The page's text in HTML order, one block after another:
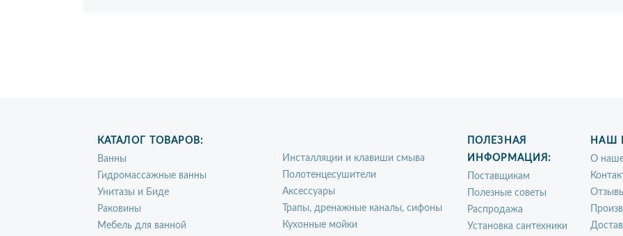
КАТАЛОГ ТОВАРОВ:
Ванны
Гидромассажные ванны
Унитазы и Биде
Раковины
Мебель для ванной
Инсталляции и клавиши смыва
Полотенцесушители
Аксессуары
Трапы, дренажные каналы, сифоны
Кухонные мойки
ПОЛЕЗНАЯ
ИНФОРМАЦИЯ:
Поставщикам
Полезные советы
Распродажа
Установка сантехники
НАШ
О